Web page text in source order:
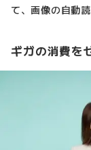
て、画像の自動
ギガの消費を